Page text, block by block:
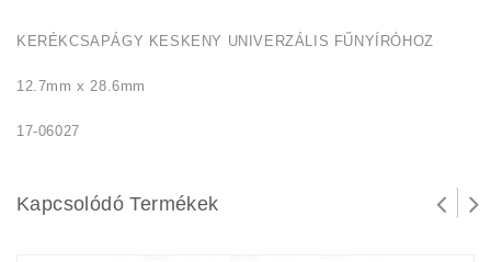
KERÉKCSAPÁGY KESKENY UNIVERZÁLIS FŰNYÍRÓHOZ
12.7mm x 28.6mm
17-06027
Kapcsolódó Termékek